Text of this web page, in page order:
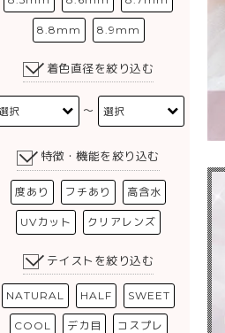
8.8mm 8.9mm
着色直径を絞り込む
〜
特徴・機能を絞り込む
度あり フチあり 高含水
UVカット クリアレンズ
テイストを絞り込む
NATURAL HALF SWEET
COOL デカ目 コスプレ